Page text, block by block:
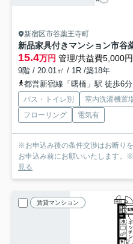
新宿区市谷薬王寺町
15.4万円 管理/共益費5,000円
9階 / 20.01㎡ / 1R /築18年
都営新宿線「曙橋」駅 徒歩6分
バス・トイレ別 室内洗濯機置
フローリング
電気有
※お申込み後の条件交渉はお断り
お申込み前にお願いいたします。
見る
賃貸マンション